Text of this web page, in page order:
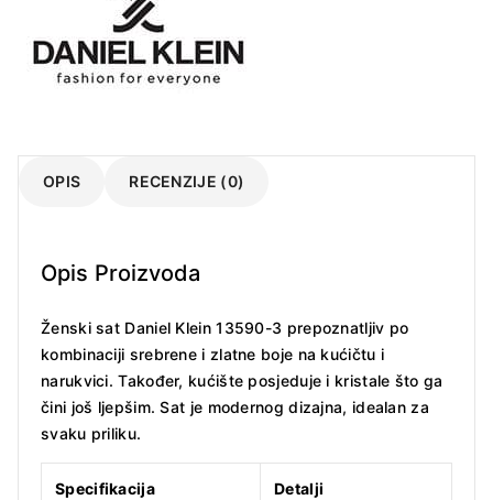
OPIS RECENZIJE (0)
Opis Proizvoda
Ženski sat Daniel Klein 13590-3 prepoznatljiv po
kombinaciji srebrene i zlatne boje na kućičtu i
narukvici. Također, kućište posjeduje i kristale što ga
čini još ljepšim. Sat je modernog dizajna, idealan za
svaku priliku.
Specifikacija Detalji